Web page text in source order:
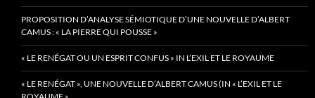
PROPOSITION D’ANALYSE SÉMIOTIQUE D’UNE NOUVELLE D’ALBERT
CAMUS : « LA PIERRE QUI POUSSE »
« LE RENÉGAT OU UN ESPRIT CONFUS » IN L’EXIL ET LE ROYAUME
« LE RENÉGAT », UNE NOUVELLE D’ALBERT CAMUS (IN « L’EXIL ET LE